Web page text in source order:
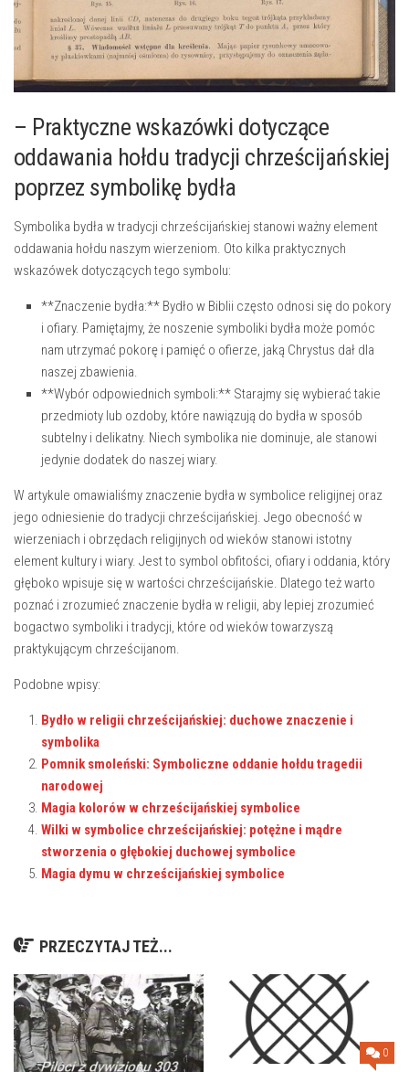
– ​Praktyczne wskazówki dotyczące
⁣oddawania hołdu tradycji chrześcijańskiej
poprzez symbolikę bydła
Symbolika bydła​ w tradycji chrześcijańskiej stanowi ważny element​
oddawania hołdu naszym wierzeniom. ‍Oto kilka ‌praktycznych
wskazówek ⁤dotyczących tego symbolu:
**Znaczenie ⁢bydła:**‌ Bydło⁤ w Biblii często odnosi się do pokory
i ofiary. Pamiętajmy, że noszenie symboliki bydła może pomóc
nam utrzymać pokorę i pamięć o ofierze,‍ jaką⁣ Chrystus‌ dał dla
naszej⁣ zbawienia.
**Wybór ⁤odpowiednich symboli:** Starajmy⁤ się‌ wybierać takie
⁣przedmioty lub ozdoby, które⁤ nawiązują do ⁣bydła ⁢w sposób
subtelny i delikatny. Niech symbolika nie dominuje,⁤ ale stanowi⁤
jedynie dodatek‌ do naszej wiary.
W artykule omawialiśmy znaczenie bydła ‍w⁤ symbolice ‍religijnej oraz
jego‌ odniesienie do tradycji chrześcijańskiej. ‍Jego obecność w
wierzeniach i obrzędach religijnych od wieków stanowi istotny
element kultury i wiary. Jest to symbol ‍obfitości, ofiary i oddania,⁢ który
głęboko⁣ wpisuje się w wartości chrześcijańskie. Dlatego też warto
poznać ‍i‌ zrozumieć znaczenie bydła w religii,‌ aby lepiej ⁢zrozumieć
bogactwo symboliki i tradycji, które od wieków towarzyszą
praktykującym chrześcijanom.
Podobne wpisy:
Bydło w religii chrześcijańskiej: duchowe znaczenie i
symbolika
Pomnik smoleński: Symboliczne oddanie hołdu tragedii
narodowej
Magia kolorów w chrześcijańskiej symbolice
Wilki w symbolice chrześcijańskiej: potężne i mądre
stworzenia o głębokiej duchowej symbolice
Magia dymu w chrześcijańskiej symbolice
PRZECZYTAJ TEŻ...
0